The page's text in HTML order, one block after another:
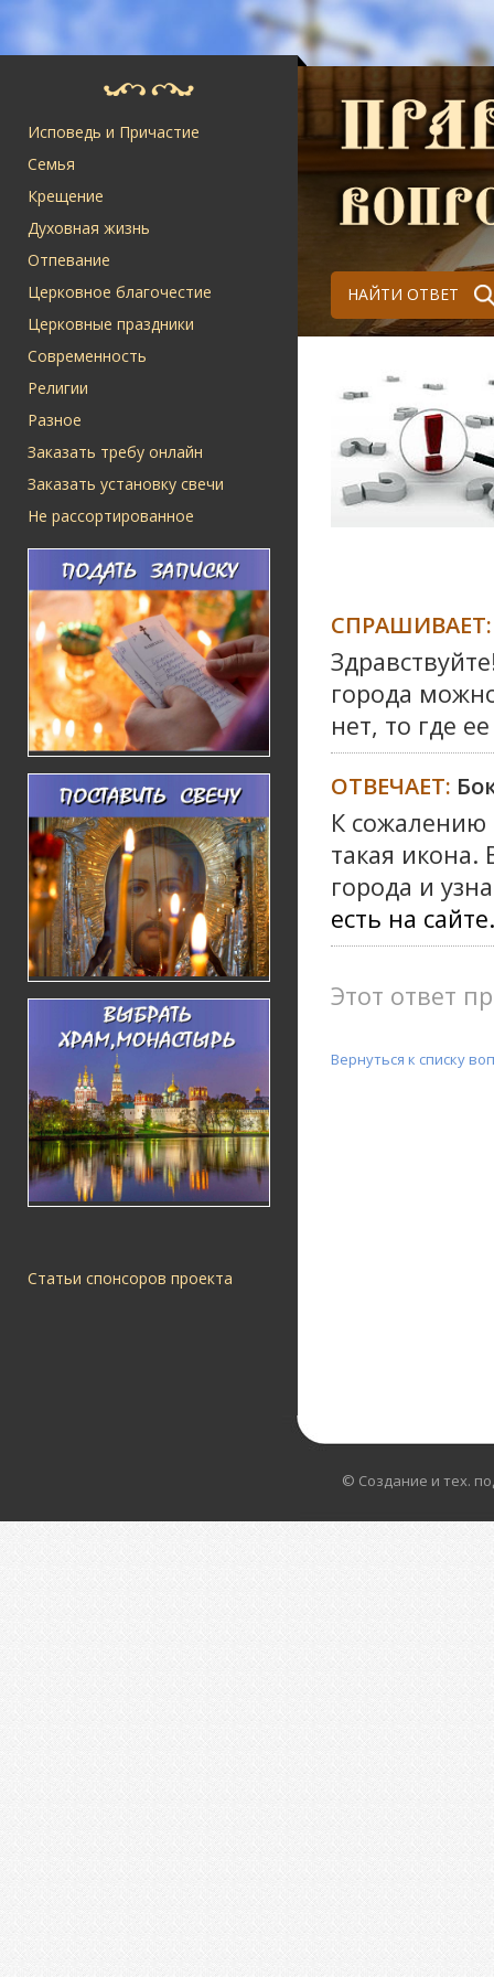
Исповедь и Причастие
Семья
Крещение
Духовная жизнь
Отпевание
Церковное благочестие
Церковные праздники
Современность
Религии
Разное
Заказать требу онлайн
Заказать установку свечи
Не рассортированное
Статьи спонсоров проекта
НАЙТИ ОТВЕТ
СПРАШИВАЕТ:
города
нет, то где
ОТВЕЧАЕТ:
К сожалению
такая
города и
есть на сайте.
Этот ответ
Вернуться к списку
© Создание и тех.